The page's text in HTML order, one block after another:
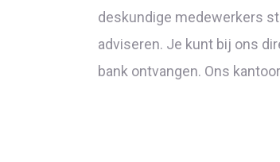
deskundige medewerkers
adviseren. Je kunt bij ons
bank ontvangen. Ons